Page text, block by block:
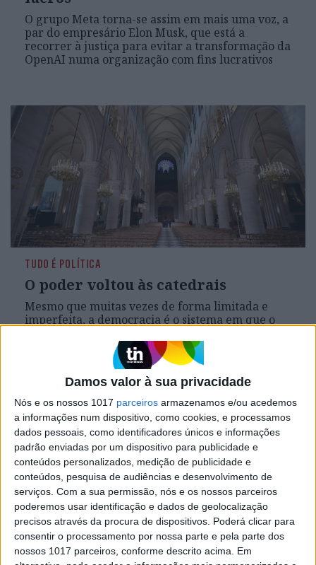
Damos valor à sua privacidade
Nós e os nossos 1017 parceiros armazenamos e/ou acedemos
a informações num dispositivo, como cookies, e processamos
dados pessoais, como identificadores únicos e informações
padrão enviadas por um dispositivo para publicidade e
conteúdos personalizados, medição de publicidade e
conteúdos, pesquisa de audiências e desenvolvimento de
serviços. Com a sua permissão, nós e os nossos parceiros
poderemos usar identificação e dados de geolocalização
precisos através da procura de dispositivos. Poderá clicar para
consentir o processamento por nossa parte e pela parte dos
nossos 1017 parceiros, conforme descrito acima. Em
O grupo Meta torna-se assim em mais uma voz, a
par do empresário Elon Musk, que está a
recorrer à justiça para evitar a transformação da
OpenAI numa organização com fins lucrativos
TUDO É POLÍTICA
O poder voltou às catedrais
Mesmo que muitas vezes de forma limitada e
imperfeita, a democracia é o sistema em que o
não têm. Durante quanto tempo poderemos
continuar a usar essa palavra para descrever um
sistema em que o poder está nas mãos de um
grupo restrito de pessoas que age em seu
próprio benefício?
Exame Informática